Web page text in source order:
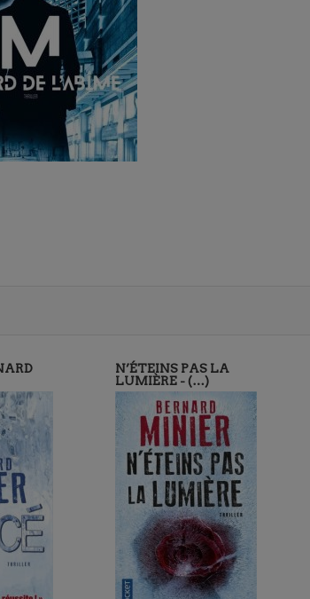
N’ÉTEINS PAS LA
LUMIÈRE - (…)